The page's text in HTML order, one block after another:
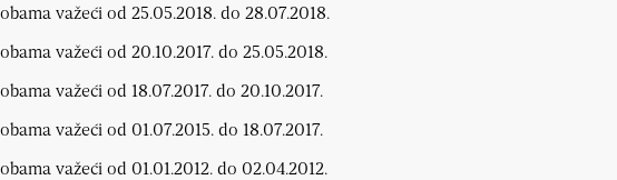
važeći od 25.05.2018. do 28.07.2018.
važeći od 20.10.2017. do 25.05.2018.
važeći od 18.07.2017. do 20.10.2017.
važeći od 01.07.2015. do 18.07.2017.
važeći od 01.01.2012. do 02.04.2012.